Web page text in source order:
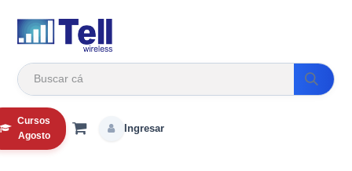
Cursos
Agosto
Ingresar